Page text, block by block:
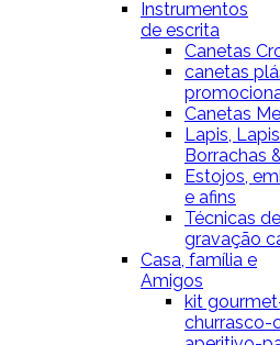
Instrumentos
de escrita
Canetas
canetas
Canetas
Lapis,
Borrachas
Estojos,
e afins
Técnicas de
gravação
Casa, família e
Amigos
kit
churrasco-